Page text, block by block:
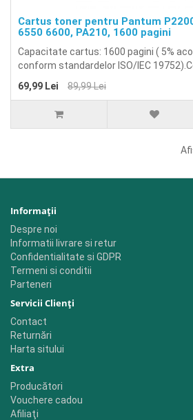
Cartus toner pentru Pantum
6550 6600, PA210, 1600 pagini
Capacitate cartus: 1600 pagini ( 5%
conform standardelor ISO/IEC
69,99 Lei
89,99 Lei
Informaţii
Despre noi
Informatii livrare si retur
Confidentialitate si GDPR
Termeni si conditii
Parteneri
Servicii Clienţi
Contact
Returnări
Harta sitului
Extra
Producători
Vouchere cadou
Afiliaţi